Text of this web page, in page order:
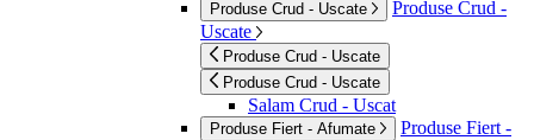
Produse Crud - Uscate
Produse Crud -
Uscate
Produse Crud - Uscate
Produse Crud - Uscate
Salam Crud - Uscat
Produse Fiert - Afumate
Produse Fiert -